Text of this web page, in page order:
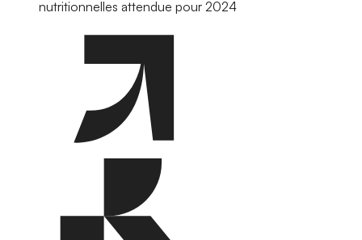
nutritionnelles attendue pour 2024